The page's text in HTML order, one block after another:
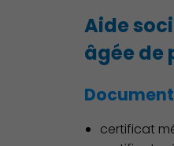
Aide
âgée de
certificat